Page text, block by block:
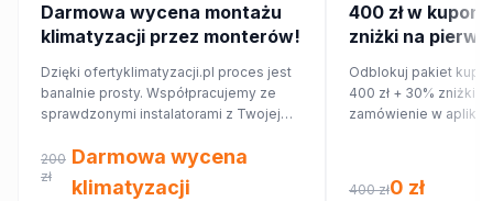
Darmowa wycena montażu
klimatyzacji przez monterów!
Dzięki ofertyklimatyzacji.pl proces jest
banalnie prosty. Współpracujemy ze
sprawdzonymi instalatorami z Twojej
Ciebie wycenę dopasowaną do
Twojego domu lub mieszkania.
200
zł
Darmowa wycena
klimatyzacji
400 zł w
zniżki na
Odblokuj pakiet
400 zł + 30% zniżki
zamówienie w
400 zł0 zł